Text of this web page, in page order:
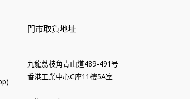
門市取貨地址
九龍荔枝角青山道489-491号
香港工業中心C座11樓5A室